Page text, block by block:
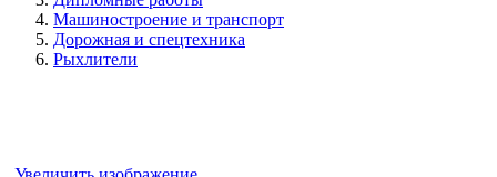
Машиностроение и транспорт
Дорожная и спецтехника
Рыхлители